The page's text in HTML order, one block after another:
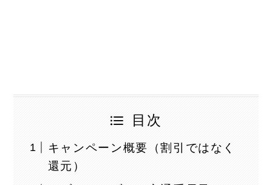
目次
キャンペーン概要（割引ではなく
還元）